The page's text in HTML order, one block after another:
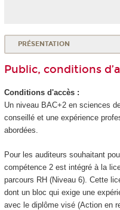
PRÉSENTATION
Public, conditions
Conditions d'accès :
Un niveau BAC+2 en sciences
conseillé et une expérience
abordées.
Pour les auditeurs souhaitant
compétence 2 est intégré à la
parcours RH (Niveau 6). Cette
dont un bloc qui exige une
avec le diplôme visé (Action en